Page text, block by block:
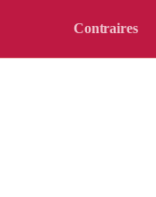
Contraires